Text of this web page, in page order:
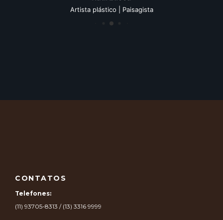
Artista plástico | Paisagista
CONTATOS
Telefones:
(11) 93705-8313 / (13) 3316 9999